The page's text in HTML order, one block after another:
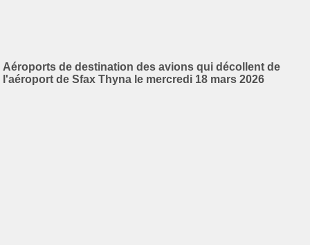
Aéroports de destination des avions qui décollent de
l'aéroport de Sfax Thyna le mercredi 18 mars 2026